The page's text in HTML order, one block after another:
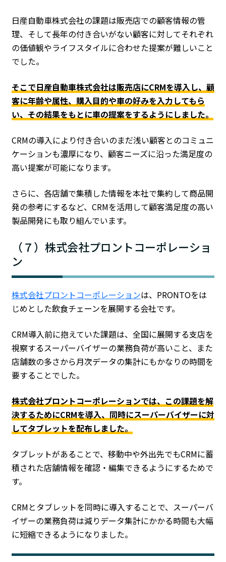
日産自動車株式会社の課題は販売店での顧客情報の管
理、そして長年の付き合いがない顧客に対してそれぞれ
の価値観やライフスタイルに合わせた提案が難しいこと
でした。
そこで日産自動車株式会社は販売店にCRMを導入し、顧
客に年齢や属性、購入目的や車の好みを入力してもら
い、その結果をもとに車の提案をするようにしました。
CRMの導入により付き合いのまだ浅い顧客とのコミュニ
ケーションも濃厚になり、顧客ニーズに沿った満足度の
高い提案が可能になります。
さらに、各店舗で集積した情報を本社で集約して商品開
発の参考にするなど、CRMを活用して顧客満足度の高い
製品開発にも取り組んでいます。
（７）株式会社プロントコーポレーショ
ン
株式会社プロントコーポレーションは、PRONTOをは
じめとした飲食チェーンを展開する会社です。
CRM導入前に抱えていた課題は、全国に展開する支店を
視察するスーパーバイザーの業務負荷が高いこと、また
店舗数の多さから月次データの集計にもかなりの時間を
要することでした。
株式会社プロントコーポレーションでは、この課題を解
決するためにCRMを導入、同時にスーパーバイザーに対
してタブレットを配布しました。
タブレットがあることで、移動中や外出先でもCRMに蓄
積された店舗情報を確認・編集できるようにするためで
す。
CRMとタブレットを同時に導入することで、スーパーバ
イザーの業務負荷は減りデータ集計にかかる時間も大幅
に短縮できるようになりました。